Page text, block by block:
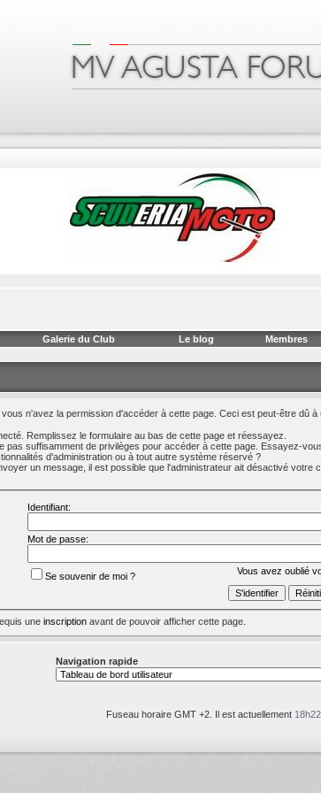
Galerie du Club Le blog Membres
n'avez la permission d'accéder à cette page. Ceci est peut-être dû à
Remplissez le formulaire au bas de cette page et réessayez.
pas suffisamment de privilèges pour accéder à cette page. Essayez-
d'administration ou à tout autre système réservé ?
un message, il est possible que l'administrateur ait désactivé votre
Identifiant:
Mot de passe:
Vous avez oublié
Se souvenir de moi ?
une inscriptionavant de pouvoir afficher cette page.
Navigation rapide
Fuseau horaire GMT +2. Il est actuellement 18h22